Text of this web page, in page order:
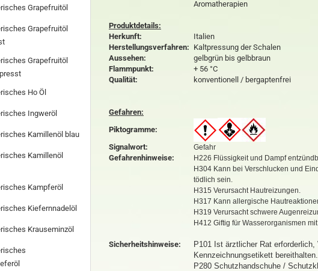
Aromatherapien
Produktdetails:
Herkunft:
Italien
Herstellungsverfahren: Kaltpressung der Schalen
Aussehen:
gelbgrün bis gelbbraun
Flammpunkt:
+ 56 °C
Qualität:
konventionell / bergaptenfrei
Gefahren:
Piktogramme:
Signalwort:
Gefahr
Gefahrenhinweise:
H226 Flüssigkeit und Dampf
H304 Kann bei Verschlucken und
tödlich sein.
H315 Verursacht Hautreizungen.
H317 Kann allergische
H319 Verursacht schwere
H412 Giftig für Wasserorganismen
Sicherheitshinweise:
P101 Ist ärztlicher Rat erforderlich,
Kennzeichnungsetikett bereithalten.
P280 Schutzhandschuhe /
Grapefruitöl
Grapefruitöl
Grapefruitöl
Ho Öl
Ingweröl
Kamillenöl blau
Kamillenöl
Kampferöl
Kiefernnadelöl
Krauseminzöl